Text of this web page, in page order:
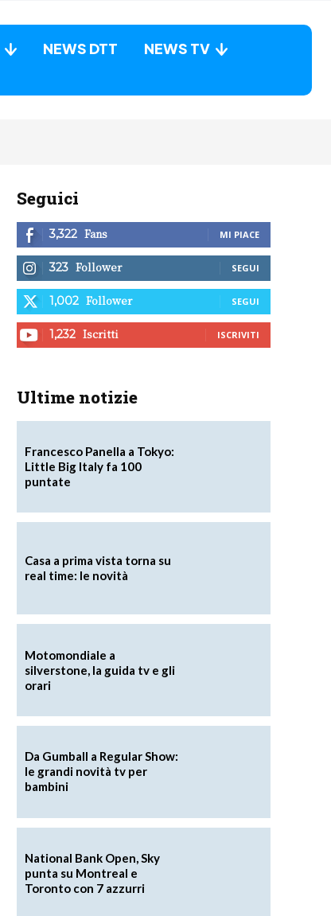
NEWS DTT
NEWS TV
Seguici
3,322 Fans MI PIACE
323 Follower SEGUI
1,002 Follower SEGUI
1,232 Iscritti ISCRIVITI
Ultime notizie
Francesco Panella a Tokyo:
Little Big Italy fa 100
puntate
Casa a prima vista torna su
real time: le novità
Motomondiale a
silverstone, la guida tv e gli
orari
Da Gumball a Regular Show:
le grandi novità tv per
bambini
National Bank Open, Sky
punta su Montreal e
Toronto con 7 azzurri